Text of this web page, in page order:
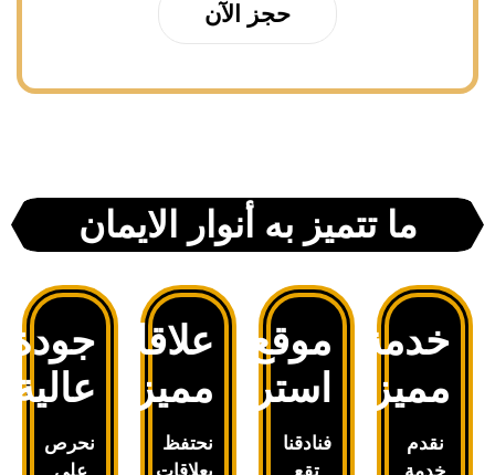
حجز الآن
ما تتميز به أنوار الايمان
خدمة
مميزة
نقدم
موقع
استراتيجي
فنادقنا
علاقات
مميزة
نحتفظ
جودة
عالية
نحرص